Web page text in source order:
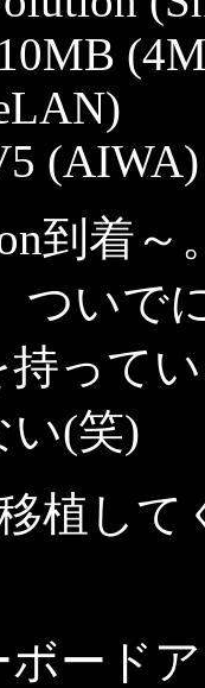
(AIWA)
到着
ついで
持って
い(笑)
植し
ボード